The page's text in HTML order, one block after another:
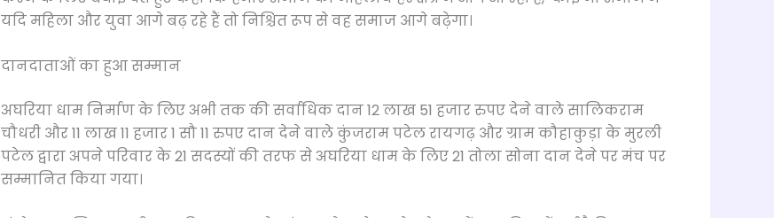
यदि महिला और युवा आगे बढ़ रहे हैं तो निश्चित रूप से वह समाज आगे बढ़ेगा।
दानदाताओं का हुआ सम्मान
अघरिया धाम निर्माण के लिए अभी तक की सर्वाधिक दान 12 लाख 51 हजार रुपए देने वाले सालिकराम
चौधरी और 11 लाख 11 हजार 1 सौ 11 रुपए दान देने वाले कुंजराम पटेल रायगढ़ और ग्राम कौहाकुड़ा के मुरली
पटेल द्वारा अपने परिवार के 21 सदस्यों की तरफ से अघरिया धाम के लिए 21 तोला सोना दान देने पर मंच पर
सम्मानित किया गया।